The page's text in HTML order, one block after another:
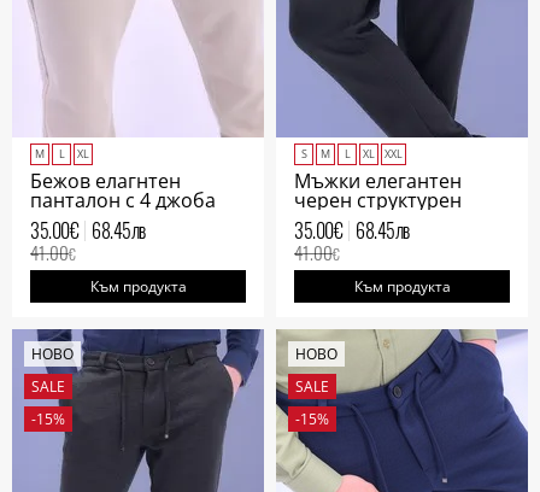
M L XL
Бежов елагнтен
панталон с 4 джоба
35.00€ 68.45лв
41.00€
Към продукта
S M L XL XXL
Мъжки елегантен
черен структурен
пнаталон с 4 джоба
35.00€ 68.45лв
41.00€
Към продукта
НОВО
SALE
-15%
НОВО
SALE
-15%